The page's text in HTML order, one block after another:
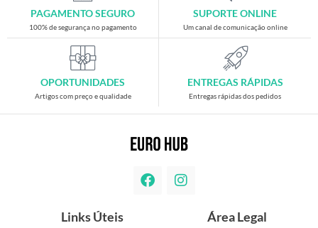
PAGAMENTO SEGURO
100% de segurança no pagamento
SUPORTE ONLINE
Um canal de comunicação online
OPORTUNIDADES
Artigos com preço e qualidade
ENTREGAS RÁPIDAS
Entregas rápidas dos pedidos
Links Úteis Área Legal